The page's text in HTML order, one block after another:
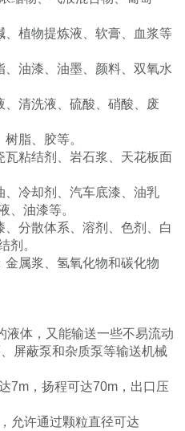
、植物提炼液、软膏、血浆等
、油漆、油墨、颜料、双氧水
、清洗液、硫酸、硝酸、废
脂、胶等。
瓦粘结剂、岩石浆、天花板面
、冷却剂、汽车底漆、油乳
、油漆等。
分散体系、溶剂、色剂、白
剂。
金属浆、氢氧化物和碳化物
体，又能输送一些不易流动
屏蔽泵和杂质泵等输送机械
7m ，扬程可达70m ，出口压
允许通过颗粒直径可达